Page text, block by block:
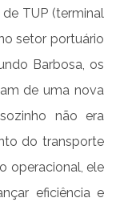
TUP (terminal
setor portuário
Barbosa, os
de uma nova
não era
do transporte
operacional, ele
eficiência e